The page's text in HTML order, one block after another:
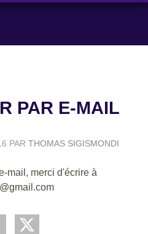
PAR E-MAIL
PAR THOMAS SIGISMONDI
mail, merci d'écrire à